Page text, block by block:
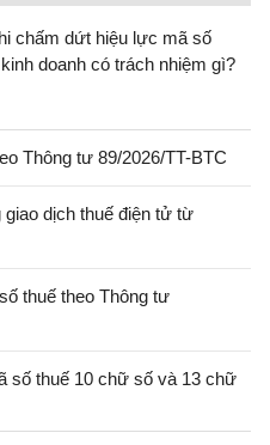
chấm dứt hiệu lực mã số
doanh có trách nhiệm gì?
Thông tư 89/2026/TT-BTC
dịch thuế điện tử từ
thuế theo Thông tư
số thuế 10 chữ số và 13 chữ